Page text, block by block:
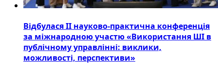
Відбулася ІІ науково-практична конференція
за міжнародною участю «Використання ШІ в
публічному управлінні: виклики,
можливості, перспективи»